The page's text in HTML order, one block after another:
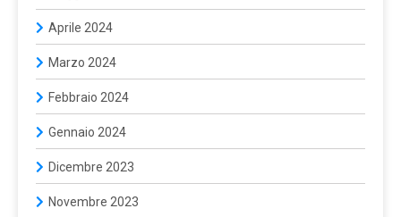
Aprile 2024
Marzo 2024
Febbraio 2024
Gennaio 2024
Dicembre 2023
Novembre 2023